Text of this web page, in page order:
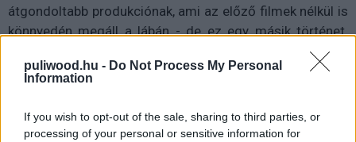
puliwood.hu - Do Not Process My Personal
Information
If you wish to opt-out of the sale, sharing to third parties, or
processing of your personal or sensitive information for
átgondoltabb produkciónak, ami az előző filmek nélkül is
könnyedén megáll a lábán - de ez egy másik történet.
Mindez viszont mit sem változtat a tényen, hogy a
Bosszúállók: Végjátékra abszolút megérte várni, és
történeteket.
8/10